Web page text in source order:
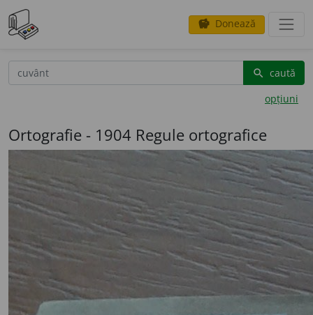
savings Donează
search caută
opțiuni
Ortografie - 1904 Regule ortografice